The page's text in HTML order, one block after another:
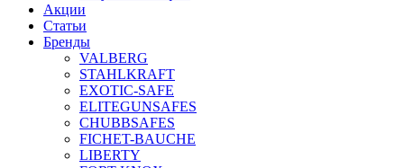
Акции
Статьи
Бренды
VALBERG
STAHLKRAFT
EXOTIC-SAFE
ELITEGUNSAFES
CHUBBSAFES
FICHET-BAUCHE
LIBERTY